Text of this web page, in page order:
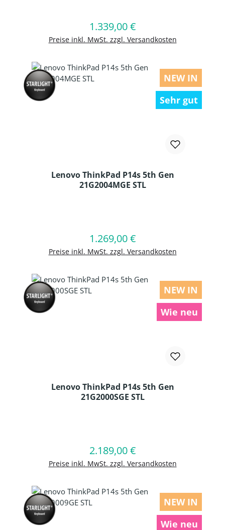
Regulärer Preis:
1.339,00 €
Preise inkl. MwSt. zzgl. Versandkosten
In den Warenkorb
NEW IN
Sehr gut
Lenovo ThinkPad P14s 5th Gen
21G2004MGE STL
Regulärer Preis:
1.269,00 €
Preise inkl. MwSt. zzgl. Versandkosten
In den Warenkorb
NEW IN
Wie neu
Lenovo ThinkPad P14s 5th Gen
21G2000SGE STL
Regulärer Preis:
2.189,00 €
Preise inkl. MwSt. zzgl. Versandkosten
In den Warenkorb
NEW IN
Wie neu